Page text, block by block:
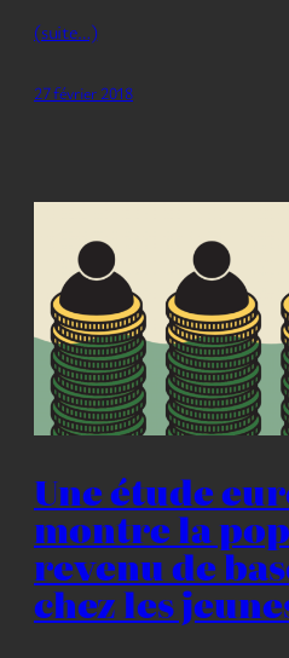
(suite…)
27 février 2018
Une étude
montre la
revenu de
chez les